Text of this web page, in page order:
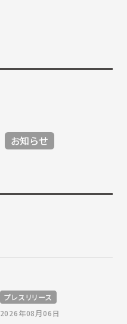
お知らせ
プレスリリース
2026年08月06日